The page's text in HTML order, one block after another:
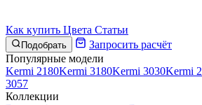
Как купить Цвета Статьи
Подобрать
Запросить расчёт
Популярные модели
Kermi 2180Kermi 3180Kermi 3030Kermi
3057
Коллекции